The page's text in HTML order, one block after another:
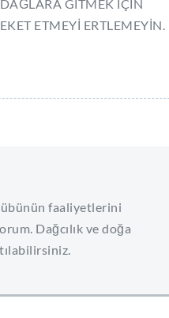
GİTMEK İÇİN
ETMEYİ ERTLEMEYİN.
faaliyetlerini
Dağcılık ve doğa